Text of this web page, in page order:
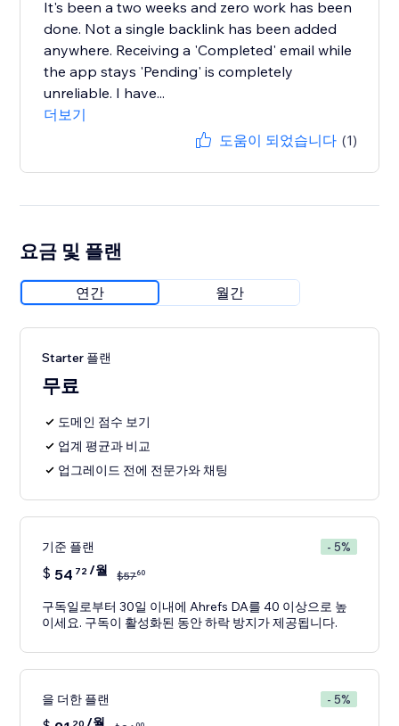
It's been a two weeks and zero work has been
done. Not a single backlink has been added
anywhere. Receiving a 'Completed' email while
the app stays 'Pending' is completely
unreliable. I have...
더보기
도움이 되었습니다 (1)
요금 및 플랜
연간 월간
Starter 플랜
무료
도메인 점수 보기
업계 평균과 비교
업그레이드 전에 전문가와 채팅
기준 플랜 - 5%
$ 54 72/월 $5760
구독일로부터 30일 이내에 Ahrefs DA를 40 이상으로 높
이세요. 구독이 활성화된 동안 하락 방지가 제공됩니다.
을 더한 플랜 - 5%
/월